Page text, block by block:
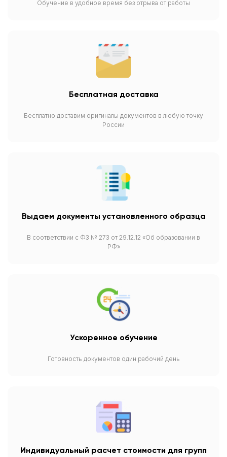
Обучение в удобное время без отрыва от работы
Бесплатная доставка
Бесплатно доставим оригиналы документов в любую точку
России
Выдаем документы установленного образца
В соответствии с ФЗ № 273 от 29.12.12 «Об образовании в
РФ»
Ускоренное обучение
Готовность документов один рабочий день
Индивидуальный расчет стоимости для групп